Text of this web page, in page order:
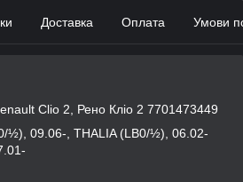
Доставка Оплата Умови
Clio 2, Рено Кліо 2 7701473449
½), 09.06-, THALIA (LB0/½), 06.02-